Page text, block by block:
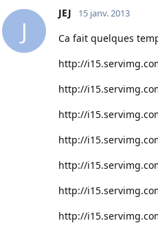
J
JEJ 15 janv. 2013
Ca fait quelques
http://
http://
http://
http://
http://
http://
http://